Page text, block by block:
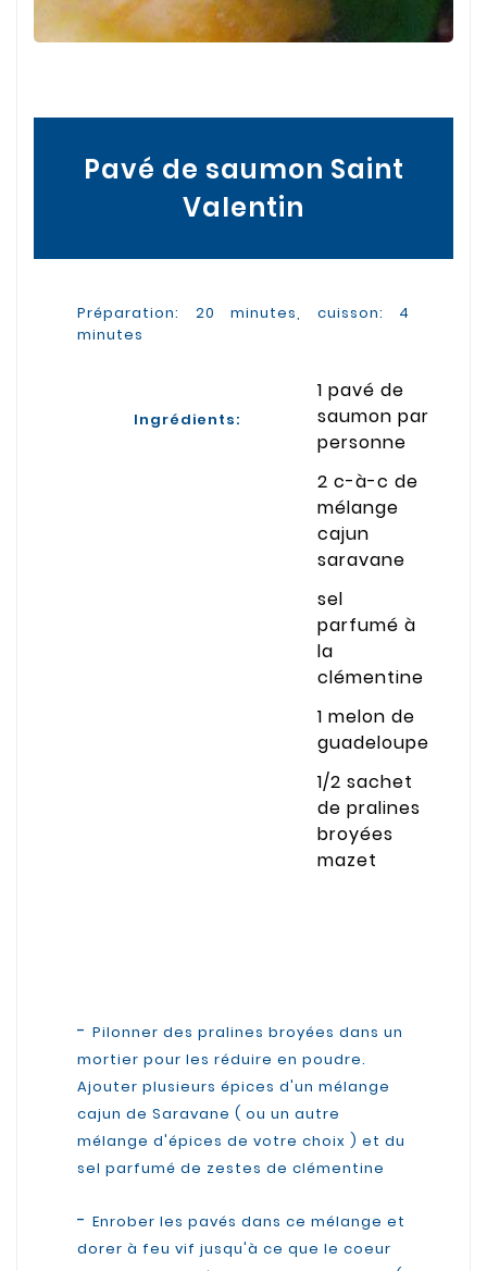
Pavé de saumon Saint
Valentin
Préparation: 20 minutes, cuisson: 4
minutes
Ingrédients:
1 pavé de
saumon par
personne
2 c-à-c de
mélange
cajun
saravane
sel
parfumé à
la
clémentine
1 melon de
guadeloupe
1/2 sachet
de pralines
broyées
mazet
- Pilonner des pralines broyées dans un
mortier pour les réduire en poudre.
Ajouter plusieurs épices d'un mélange
cajun de Saravane ( ou un autre
mélange d'épices de votre choix ) et du
sel parfumé de zestes de clémentine
- Enrober les pavés dans ce mélange et
dorer à feu vif jusqu'à ce que le coeur